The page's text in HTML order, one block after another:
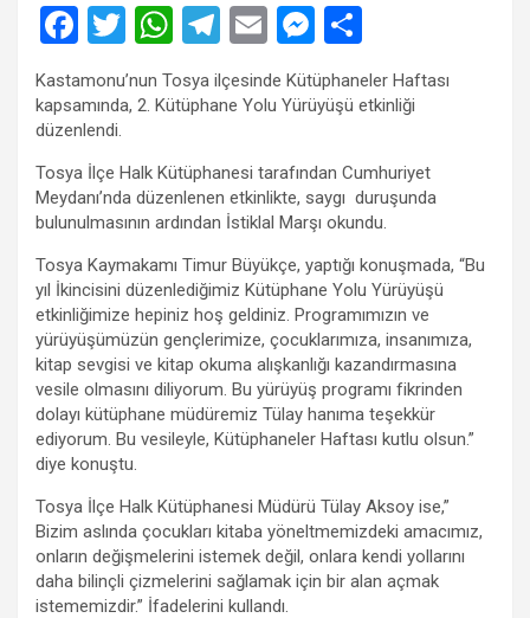
F
ce
b
o
o
k
T
wi
tt
W
at
A
p
p
T
e
a
m
E
m
ail
M
es
se
g
er
h
ar
Kastamonu’nun Tosya ilçesinde Kütüphaneler Haftası
kapsamında, 2. Kütüphane Yolu Yürüyüşü etkinliği
düzenlendi.
Tosya İlçe Halk Kütüphanesi tarafından Cumhuriyet
Meydanı’nda düzenlenen etkinlikte, saygı duruşunda
bulunulmasının ardından İstiklal Marşı okundu.
Tosya Kaymakamı Timur Büyükçe, yaptığı konuşmada, “Bu
yıl İkincisini düzenlediğimiz Kütüphane Yolu Yürüyüşü
etkinliğimize hepiniz hoş geldiniz. Programımızın ve
yürüyüşümüzün gençlerimize, çocuklarımıza, insanımıza,
kitap sevgisi ve kitap okuma alışkanlığı kazandırmasına
vesile olmasını diliyorum. Bu yürüyüş programı fikrinden
dolayı kütüphane müdüremiz Tülay hanıma teşekkür
ediyorum. Bu vesileyle, Kütüphaneler Haftası kutlu olsun.”
diye konuştu.
Tosya İlçe Halk Kütüphanesi Müdürü Tülay Aksoy ise,”
Bizim aslında çocukları kitaba yöneltmemizdeki amacımız,
onların değişmelerini istemek değil, onlara kendi yollarını
daha bilinçli çizmelerini sağlamak için bir alan açmak
istememizdir.” İfadelerini kullandı.